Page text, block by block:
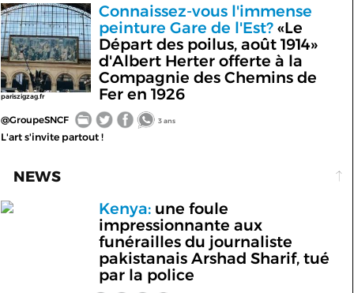
pariszigzag.fr
Connaissez-vous l'immense
peinture Gare de l'Est?«Le
Départ des poilus, août 1914»
d'Albert Herter offerte à la
Compagnie des Chemins de
Fer en 1926
@GroupeSNCF 3 ans
L'art s'invite partout !
NEWS
Kenya:une foule
impressionnante aux
funérailles du journaliste
pakistanais Arshad Sharif, tué
par la police